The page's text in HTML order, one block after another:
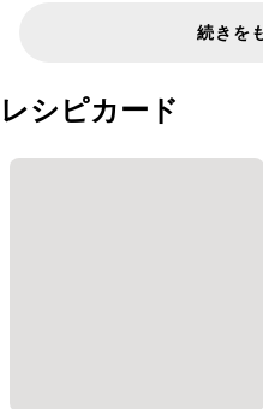
続きを
レシピカード